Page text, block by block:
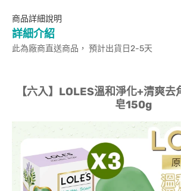
商品詳細說明
詳細介紹
此為廠商直送商品， 預計出貨日2-5天
【六入】LOLES溫和淨化+清爽
皂150g